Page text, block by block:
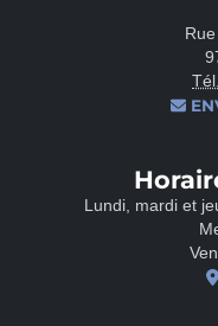
Lundi, mardi et